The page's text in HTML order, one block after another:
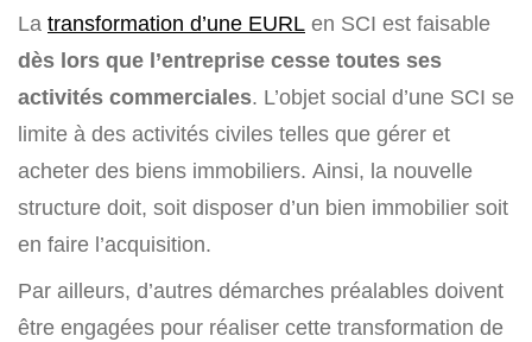
La transformation d’une EURL en SCI est faisable
dès lors que l’entreprise cesse toutes ses
activités commerciales. L’objet social d’une SCI se
limite à des activités civiles telles que gérer et
acheter des biens immobiliers. Ainsi, la nouvelle
structure doit, soit disposer d’un bien immobilier soit
en faire l’acquisition.
Par ailleurs, d’autres démarches préalables doivent
être engagées pour réaliser cette transformation de